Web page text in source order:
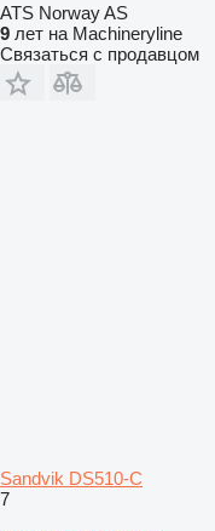
ATS Norway AS
9 лет на Machineryline
Связаться с продавцом
Sandvik DS510-C
7